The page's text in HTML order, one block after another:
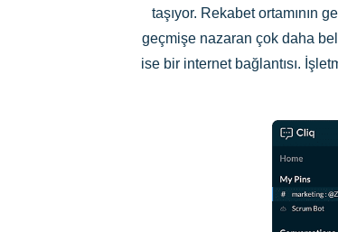
taşıyor. Rekabet ortamının
geçmişe nazaran çok daha
ise bir internet bağlantısı.